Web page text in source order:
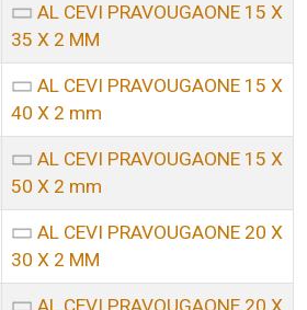
AL CEVI PRAVOUGAONE 15 X
35 X 2 MM
AL CEVI PRAVOUGAONE 15 X
40 X 2 mm
AL CEVI PRAVOUGAONE 15 X
50 X 2 mm
AL CEVI PRAVOUGAONE 20 X
30 X 2 MM
AL CEVI PRAVOUGAONE 20 X